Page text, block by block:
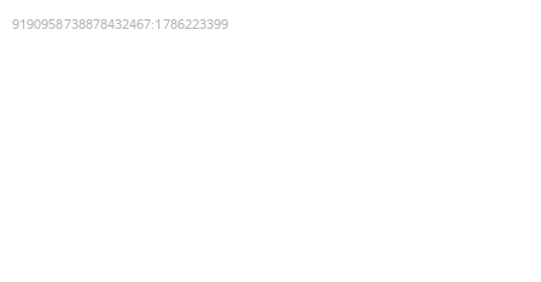
9190958738878432467:1786223399